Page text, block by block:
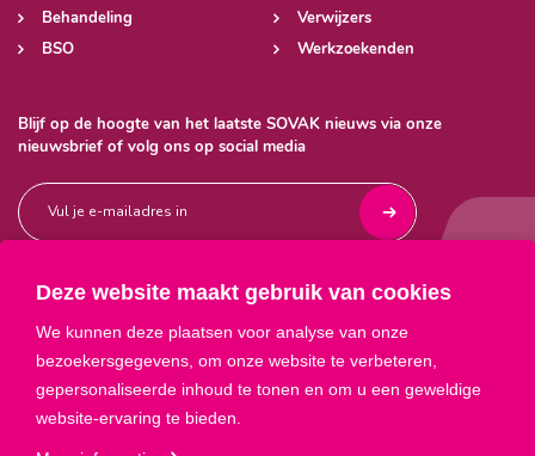
Deze website maakt gebruik van cookies
We kunnen deze plaatsen voor analyse van onze
bezoekersgegevens, om onze website te verbeteren,
gepersonaliseerde inhoud te tonen en om u een geweldige
website-ervaring te bieden.
Blijf op de hoogte van het laatste SOVAK nieuws via onze
nieuwsbrief of volg ons op social media
  
Behandeling
BSO
Verwijzers
Werkzoekenden